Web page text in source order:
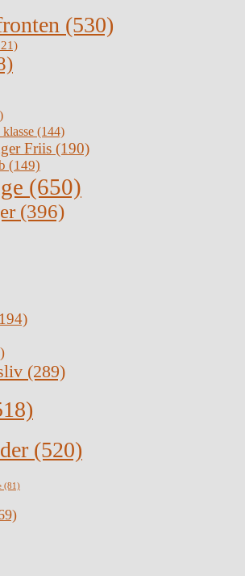
(530)
(144)
Friis (190)
(149)
(650)
(396)
(289)
(520)
(81)